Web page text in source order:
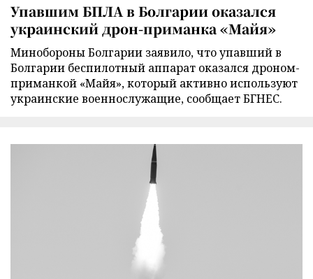
Упавшим БПЛА в Болгарии оказался
украинский дрон-приманка «Майя»
Минобороны Болгарии заявило, что упавший в
Болгарии беспилотный аппарат оказался дроном-
приманкой «Майя», который активно используют
украинские военнослужащие, сообщает БГНЕС.